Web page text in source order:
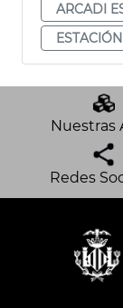
ARCADI
Nuestras
Redes